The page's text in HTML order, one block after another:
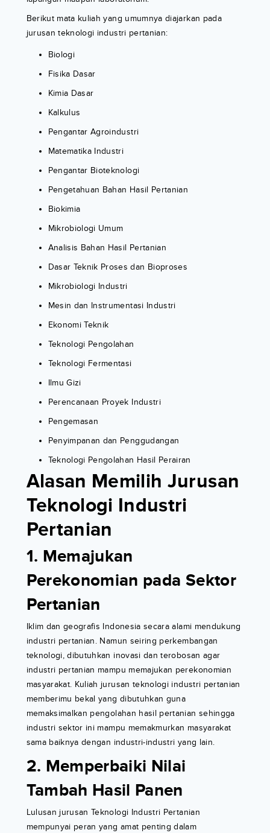
Berikut mata kuliah yang umumnya diajarkan pada
jurusan teknologi industri pertanian:
Biologi
Fisika Dasar
Kimia Dasar
Kalkulus
Pengantar Agroindustri
Matematika Industri
Pengantar Bioteknologi
Pengetahuan Bahan Hasil Pertanian
Biokimia
Mikrobiologi Umum
Analisis Bahan Hasil Pertanian
Dasar Teknik Proses dan Bioproses
Mikrobiologi Industri
Mesin dan Instrumentasi Industri
Ekonomi Teknik
Teknologi Pengolahan
Teknologi Fermentasi
Ilmu Gizi
Perencanaan Proyek Industri
Pengemasan
Penyimpanan dan Penggudangan
Teknologi Pengolahan Hasil Perairan
Alasan Memilih Jurusan
Teknologi Industri
Pertanian
1. Memajukan
Perekonomian pada Sektor
Pertanian
Iklim dan geografis Indonesia secara alami mendukung
industri pertanian. Namun seiring perkembangan
teknologi, dibutuhkan inovasi dan terobosan agar
industri pertanian mampu memajukan perekonomian
masyarakat. Kuliah jurusan teknologi industri pertanian
memberimu bekal yang dibutuhkan guna
memaksimalkan pengolahan hasil pertanian sehingga
industri sektor ini mampu memakmurkan masyarakat
sama baiknya dengan industri-industri yang lain.
2. Memperbaiki Nilai
Tambah Hasil Panen
Lulusan jurusan Teknologi Industri Pertanian
mempunyai peran yang amat penting dalam